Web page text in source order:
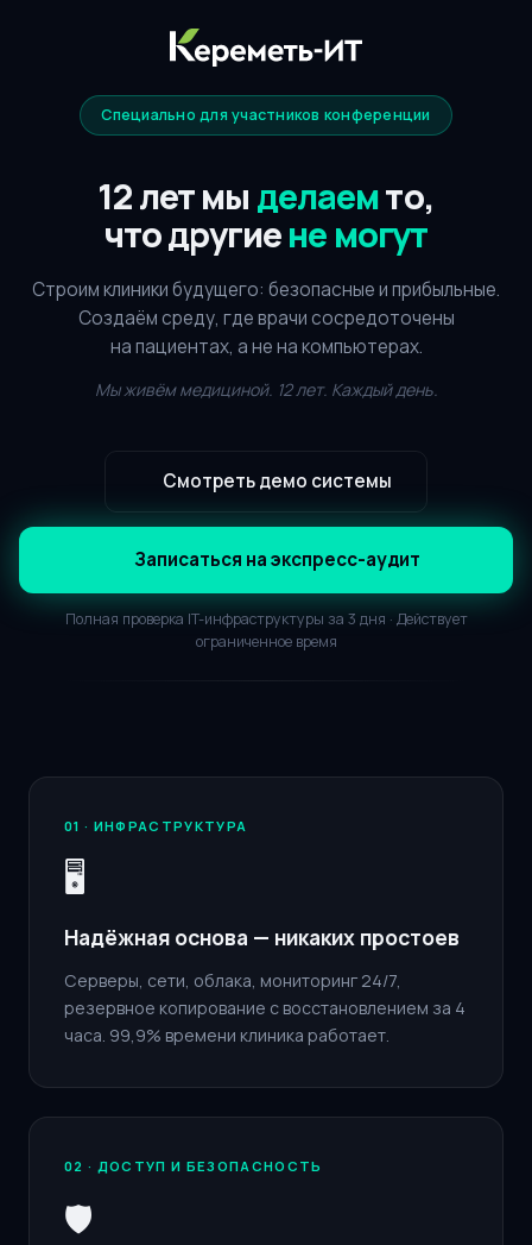
Специально для участников конференции
12 лет мы делаемто,
что другиене могут
Строим клиники будущего: безопасные и прибыльные.
Создаём среду, где врачи сосредоточены
на пациентах, а не на компьютерах.
Мы живём медициной. 12 лет. Каждый день.
Смотреть демо системы
Записаться на экспресс-аудит
Полная проверка IT-инфраструктуры за 3 дня · Действует
ограниченное время
01 · ИНФРАСТРУКТУРА
🖥️
Надёжная основа — никаких простоев
Серверы, сети, облака, мониторинг 24/7,
резервное копирование с восстановлением за 4
часа. 99,9% времени клиника работает.
02 · ДОСТУП И БЕЗОПАСНОСТЬ
🛡️